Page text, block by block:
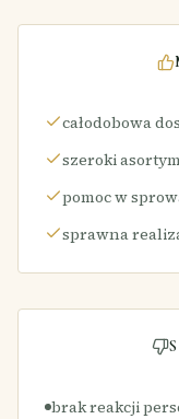
całodobowa
szeroki
pomoc w
sprawna
brak reakcji